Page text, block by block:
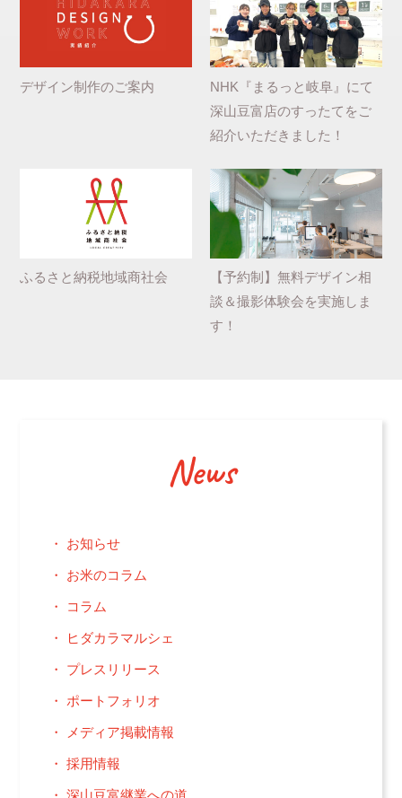
デザイン制作のご案内
NHK『まるっと岐阜』にて
深山豆富店のすったてをご
紹介いただきました！
ふるさと納税地域商社会
【予約制】無料デザイン相
談＆撮影体験会を実施しま
す！
News
お知らせ
お米のコラム
コラム
ヒダカラマルシェ
プレスリリース
ポートフォリオ
メディア掲載情報
採用情報
深山豆富継業への道